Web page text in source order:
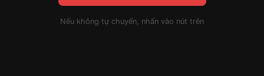
Nếu không tự chuyển, nhấn vào nút trên